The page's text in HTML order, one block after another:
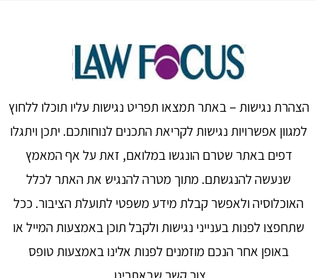
הצהרת נגישות – באתר תמצאו תפריט נגישות עליו תוכלו ללחוץ
למגוון אפשרויות נגישות לקריאת התכנים לנוחותכם. יתכן ויתגלו
דפים באתר שטרם הונגשו במלואם, זאת על אף המאמץ
שנעשה להנגשתם. מתוך מטרה להנגיש את האתר לכלל
האוכלוסיה ולאפשר קבלת מידע משפטי לתועלת הציבור. ככל
שתחפצו לפנות בענייני נגישות ולקבל תוכן באמצעות המייל או
באופן אחר הנכם מוזמנים לפנות אלינו באמצעות טופס